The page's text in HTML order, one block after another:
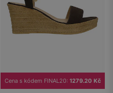
Cena s kódem FINAL20: 1279.20 Kč